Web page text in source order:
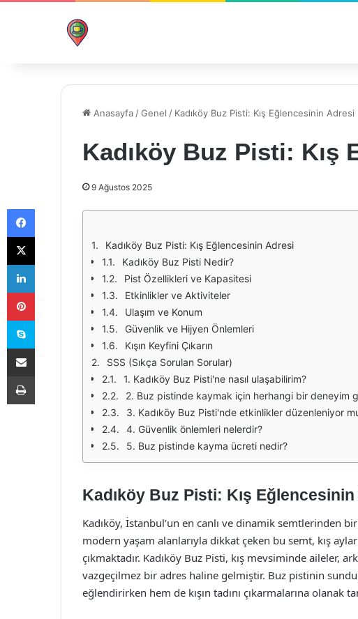
Anasayfa /Genel / Kadıköy Buz Pisti: Kış Eğlencesinin Adresi
Kadıköy Buz Pisti: Kış
9 Ağustos 2025
Kadıköy Buz Pisti: Kış Eğlencesinin Adresi
Kadıköy Buz Pisti Nedir?
Pist Özellikleri ve Kapasitesi
Etkinlikler ve Aktiviteler
Ulaşım ve Konum
Güvenlik ve Hijyen Önlemleri
Kışın Keyfini Çıkarın
SSS (Sıkça Sorulan Sorular)
1. Kadıköy Buz Pisti'ne nasıl ulaşabilirim?
2. Buz pistinde kaymak için herhangi bir deneyim
3. Kadıköy Buz Pisti'nde etkinlikler düzenleniyor
4. Güvenlik önlemleri nelerdir?
5. Buz pistinde kayma ücreti nedir?
Kadıköy Buz Pisti: Kış
Kadıköy, İstanbul’un en canlı ve dinamik semtlerinden
modern yaşam alanlarıyla dikkat çeken bu semt, kış
çıkmaktadır. Kadıköy Buz Pisti, kış mevsiminde aileler,
vazgeçilmez bir adres haline gelmiştir. Buz pistinin
eğlendirirken hem de kışın tadını çıkarmalarına olanak
Facebook
X
LinkedIn
Pinterest
Skype
E-Posta ile paylaş